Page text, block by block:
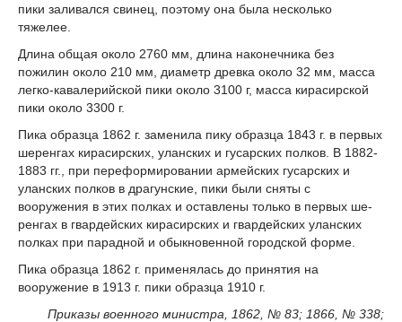
пики заливался свинец, поэтому она была несколько
тяжелее.
Длина общая около 2760 мм, длина наконечника без
пожилин около 210 мм, диаметр древка около 32 мм, масса
легко-кавалерий­ской пики около 3100 г, масса кирасирской
пики около 3300 г.
Пика образца 1862 г. заменила пику образца 1843 г. в первых
шеренгах кирасирских, уланских и гусарских полков. В 1882-
1883 гг., при перефор­мировании армейских гусарских и
уланских полков в драгунские, пики были сняты с
вооружения в этих пол­ках и оставлены только в первых ше­
ренгах в гвардейских кирасирских и гвардейских уланских
полках при па­радной и обыкновенной городской форме.
Пика образца 1862 г. применялась до принятия на
вооружение в 1913 г. пики образца 1910 г.
Приказы военного министра, 1862, № 83; 1866, № 338;